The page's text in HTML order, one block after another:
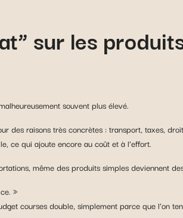
sur les
souvent plus élevé.
des raisons très concrètes : transport, taxes,
ce qui ajoute encore au coût et à l’effort.
même des produits simples deviennent
»
courses double, simplement parce que l’on